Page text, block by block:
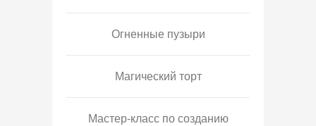
Огненные пузыри
Магический торт
Мастер-класс по созданию